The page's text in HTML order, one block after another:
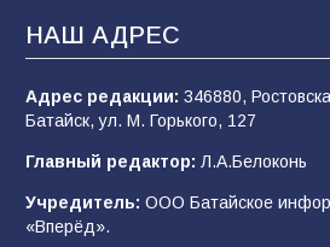
В Батайске продолжаются
100 04.08.2026
Будет ли мобилизация в
после выборов: в Госдуме
94 06.08.2026
НАШ АДРЕС
Адрес редакции: 346880,
Батайск, ул. М. Горького, 127
Главный редактор: Л.А.Белоконь
Учредитель: ООО Батайское
«Вперёд».